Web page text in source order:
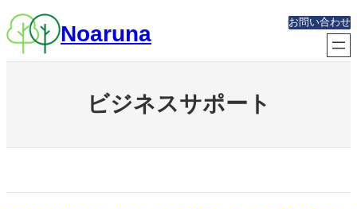
内
容
を
Noaruna お問い合わせ
ビジネスサポート